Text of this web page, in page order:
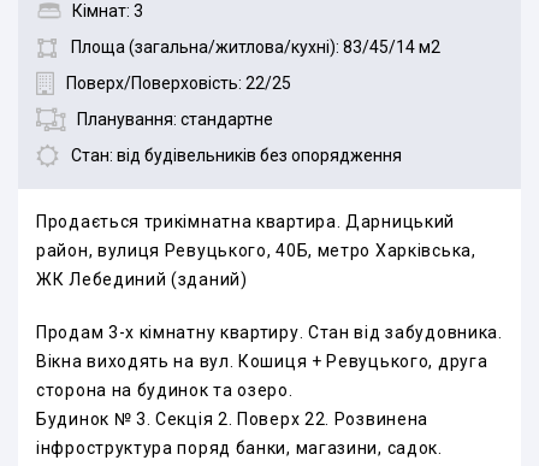
Кімнат: 3
Площа (загальна/житлова/кухні): 83/45/14 м2
Поверх/Поверховість: 22/25
Планування: стандартне
Стан: від будівельників без опорядження
Продається трикімнатна квартира. Дарницький
район, вулиця Ревуцького, 40Б, метро Харківська,
ЖК Лебединий (зданий)
Продам 3-х кімнатну квартиру. Стан від забудовника.
Вікна виходять на вул. Кошиця + Ревуцького, друга
сторона на будинок та озеро.
Будинок № 3. Секція 2. Поверх 22. Розвинена
інфроструктура поряд банки, магазини, садок.